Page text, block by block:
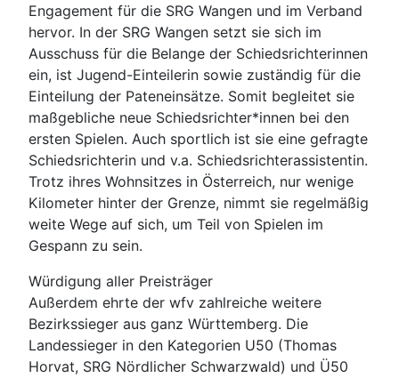
Engagement für die SRG Wangen und im Verband
hervor. In der SRG Wangen setzt sie sich im
Ausschuss für die Belange der Schiedsrichterinnen
ein, ist Jugend-Einteilerin sowie zuständig für die
Einteilung der Pateneinsätze. Somit begleitet sie
maßgebliche neue Schiedsrichter*innen bei den
ersten Spielen. Auch sportlich ist sie eine gefragte
Schiedsrichterin und v.a. Schiedsrichterassistentin.
Trotz ihres Wohnsitzes in Österreich, nur wenige
Kilometer hinter der Grenze, nimmt sie regelmäßig
weite Wege auf sich, um Teil von Spielen im
Gespann zu sein.
Würdigung aller Preisträger
Außerdem ehrte der wfv zahlreiche weitere
Bezirkssieger aus ganz Württemberg. Die
Landessieger in den Kategorien U50 (Thomas
Horvat, SRG Nördlicher Schwarzwald) und Ü50